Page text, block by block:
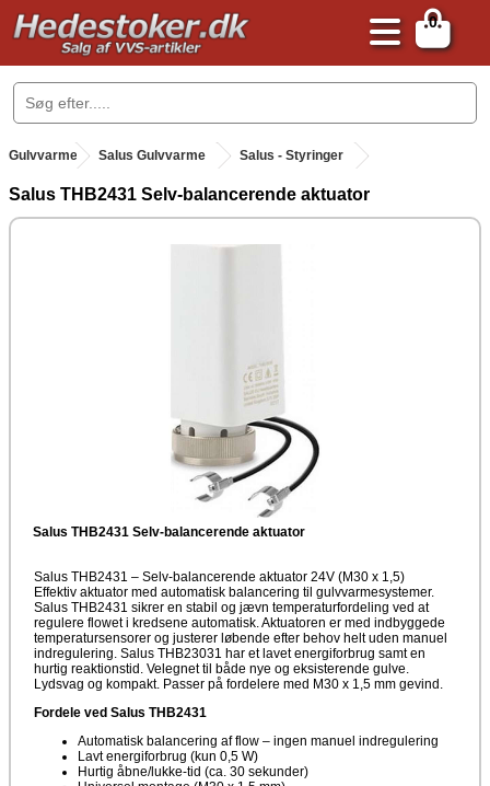
0
.
Gulvvarme . Salus Gulvvarme Salus - Styringer
Salus THB2431 Selv-balancerende aktuator
Salus THB2431 Selv-balancerende aktuator
Salus THB2431 – Selv-balancerende aktuator 24V (M30 x 1,5)
Effektiv aktuator med automatisk balancering til gulvvarmesystemer.
Salus THB2431 sikrer en stabil og jævn temperaturfordeling ved at
regulere flowet i kredsene automatisk. Aktuatoren er med indbyggede
temperatursensorer og justerer løbende efter behov helt uden manuel
indregulering. Salus THB23031 har et lavet energiforbrug samt en
hurtig reaktionstid. Velegnet til både nye og eksisterende gulve.
Lydsvag og kompakt. Passer på fordelere med M30 x 1,5 mm gevind.
Fordele ved Salus THB2431
Automatisk balancering af flow – ingen manuel indregulering
Lavt energiforbrug (kun 0,5 W)
Hurtig åbne/lukke-tid (ca. 30 sekunder)